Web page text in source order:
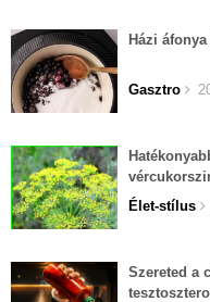
Házi
Gasztro
Élet-stílus
Szereted a